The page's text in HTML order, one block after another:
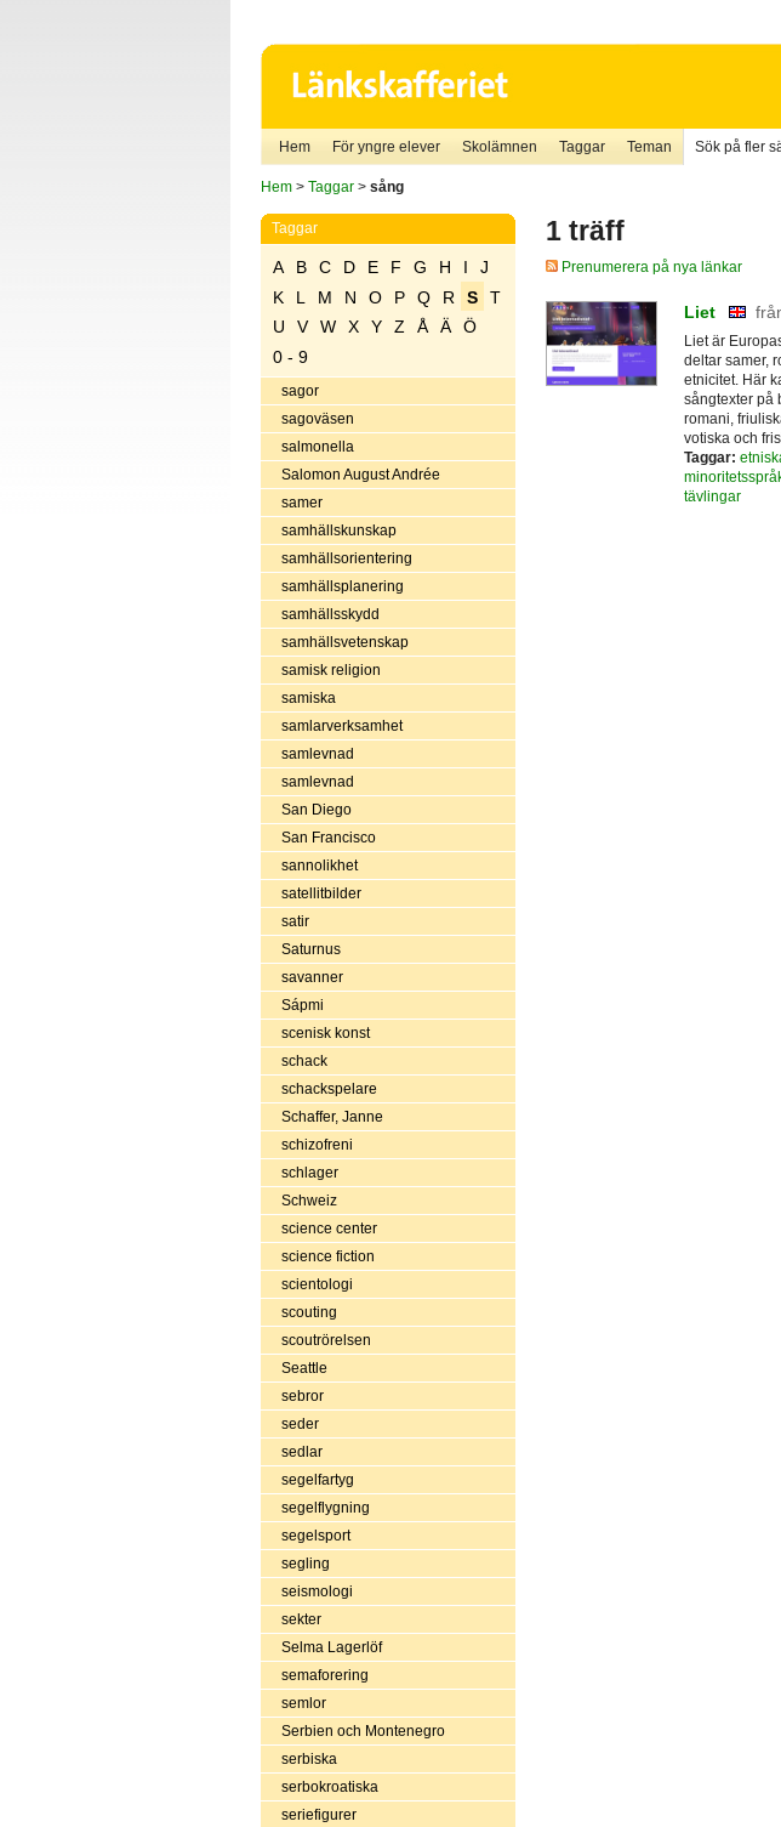
Hem För yngre elever Skolämnen Taggar Teman Sök på fler
Hem> Taggar> sång
Taggar
A B C D E F G H I
J
K
L M N O P Q R S
T
U
V W X Y Z Å Ä
Ö
0 - 9
sagor
sagoväsen
salmonella
Salomon August Andrée
samer
samhällskunskap
samhällsorientering
samhällsplanering
samhällsskydd
samhällsvetenskap
samisk religion
samiska
samlarverksamhet
samlevnad
samlevnad
San Diego
San Francisco
sannolikhet
satellitbilder
satir
Saturnus
savanner
Sápmi
scenisk konst
schack
schackspelare
Schaffer, Janne
schizofreni
schlager
Schweiz
science center
science fiction
scientologi
scouting
scoutrörelsen
Seattle
sebror
seder
sedlar
segelfartyg
segelflygning
segelsport
segling
seismologi
sekter
Selma Lagerlöf
semaforering
semlor
Serbien och Montenegro
serbiska
serbokroatiska
seriefigurer
1 träff
Prenumerera på nya länkar
Liet
Liet är
deltar samer,
etnicitet. Här
sångtexter på
romani,
votiska och
Taggar:
tävlingar